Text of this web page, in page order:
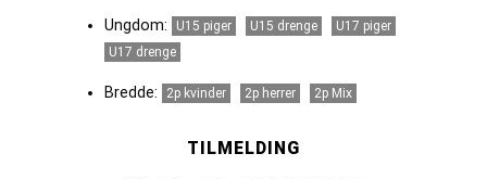
Ungdom: U15 piger U15 drenge
U17 piger
U17 drenge
Bredde: 2p kvinder 2p herrer 2p Mix
TILMELDING